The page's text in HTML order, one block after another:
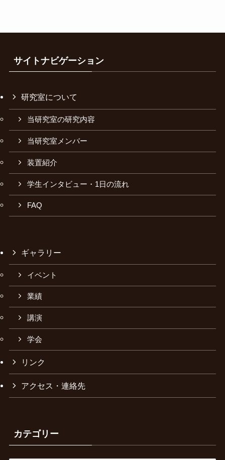
サイトナビゲーション
研究室について
当研究室の研究内容
当研究室メンバー
装置紹介
学生インタビュー・1日の流れ
FAQ
ギャラリー
イベント
業績
講演
学会
リンク
アクセス・連絡先
カテゴリー